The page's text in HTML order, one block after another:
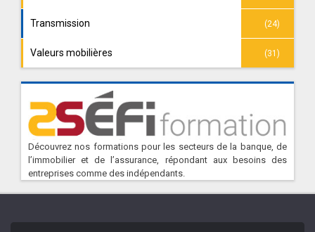
Transmission (24)
Valeurs mobilières (31)
Découvrez nos formations pour les secteurs de la banque, de
l’immobilier et de l’assurance, répondant aux besoins des
entreprises comme des indépendants.